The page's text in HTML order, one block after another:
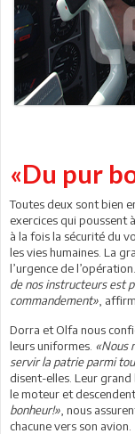
«Du pur
Toutes deux sont bien
exercices qui poussent
à la fois la sécurité du
les vies humaines. La
l’urgence de
de nos instructeurs est
commandement» ,
Dorra et Olfa nous
leurs uniformes. «Nous
servir la patrie parmi
disent-elles. Leur
le moteur et
bonheur!» , nous
chacune vers son avion.